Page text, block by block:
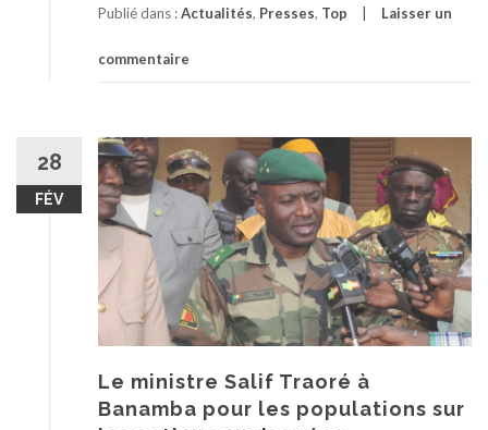
Publié dans :Actualités, Presses, Top Laisser un
commentaire
28
FÉV
Le ministre Salif Traoré à
Banamba pour les populations sur